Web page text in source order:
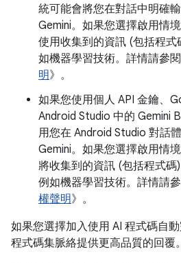
統可能會將您在對話中明確
Gemini。如果您選擇啟用情
使用收集到的資訊 (包括程式
如機器學習技術。詳情請參
明》。
如果您使用個人 API 金鑰、
Android Studio 中的 Gemini
用您在 Android Studio 對話
Gemini。如果您選擇啟用情
將收集到的資訊 (包括程式碼
例如機器學習技術。詳情請
權聲明》。
如果您選擇加入使用 AI 程式碼自
程式碼集脈絡提供更高品質的回覆。